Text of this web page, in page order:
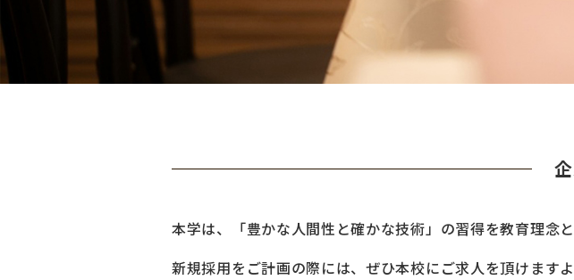
本学は、「豊かな人間性と確かな技術」の習得を教育理念
新規採用をご計画の際には、ぜひ本校にご求人を頂けます